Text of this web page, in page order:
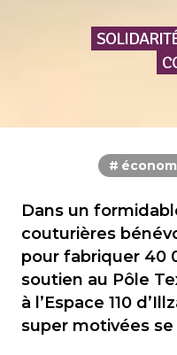
Dans un
couturières
pour fabriquer 40
soutien au Pôle
à l’Espace 110
super motivées